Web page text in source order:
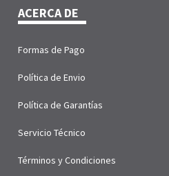
ACERCA DE
Formas de Pago
Política de Envio
Política de Garantías
Servicio Técnico
Términos y Condiciones